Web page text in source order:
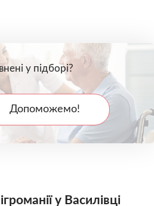
у підборі?
Допоможемо!
у Василівці